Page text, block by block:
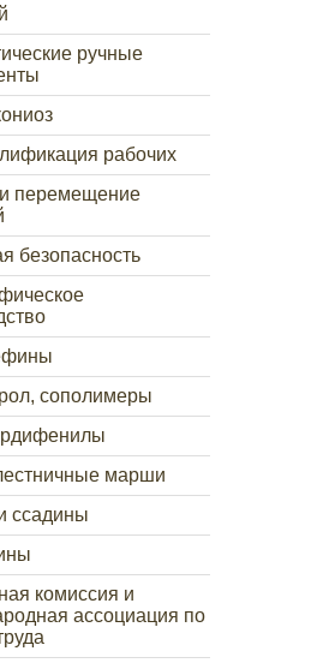
ручные
рабочих
перемещение
безопасность
сополимеры
марши
ссадины
комиссия и
ассоциация по